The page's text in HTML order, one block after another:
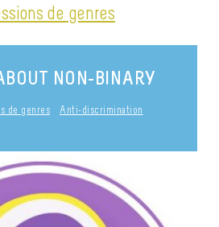
de genres
NON-BINARY
de genres
Anti-discrimination